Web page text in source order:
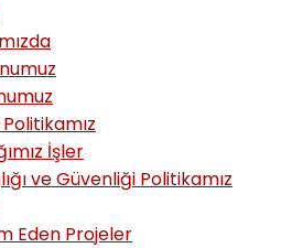
İşler
ve Güvenliği Politikamız
Eden Projeler